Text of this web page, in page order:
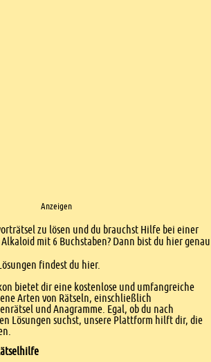
Anzeigen
zu lösen und du brauchst Hilfe bei einer
mit 6 Buchstaben? Dann bist du hier genau
findest du hier.
bietet dir eine kostenlose und umfangreiche
Arten von Rätseln, einschließlich
und Anagramme. Egal, ob du nach
Lösungen suchst, unsere Plattform hilft dir, die